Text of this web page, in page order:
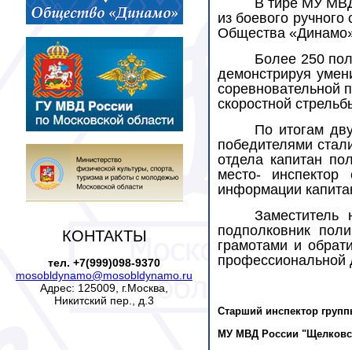
КОНТАКТЫ
тел. +7(999)098-9370
mosobldynamo@mosobldynamo.ru
Адрес: 125009, г.Москва,
Никитский пер., д.3
В тире МУ
из боевого
Общества
Более 250
демонстрируя
соревновательной
скоростной
По итогам
победителями
отдела капитан
место-
информации
Заместитель
подполковник
грамотами и
профессиональной
Старший инспектор
МУ МВД России